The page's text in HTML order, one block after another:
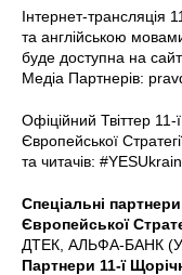
Інтернет-трансляція
та англійською
буде доступна на
Медіа Партнерів:
Офіційний Твіттер 11-
Європейської
та читачів:
Спеціальні
Європейської
ДТЕК, АЛЬФА-БАНК
Партнери 11-ї